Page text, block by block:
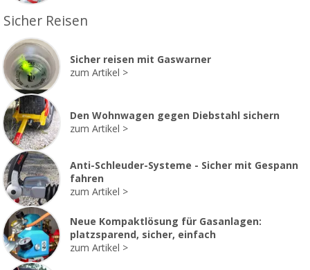
Sicher Reisen
Sicher reisen mit Gaswarner
zum Artikel
Den Wohnwagen gegen Diebstahl sichern
zum Artikel
Anti-Schleuder-Systeme - Sicher mit Gespann
fahren
zum Artikel
Neue Kompaktlösung für Gasanlagen:
platzsparend, sicher, einfach
zum Artikel